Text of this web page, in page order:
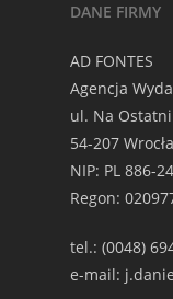
DANE FIRMY
AD FONTES
Agencja
ul. Na
54-207
NIP: PL 886-
Regon:
tel.: (0048)
e-mail: